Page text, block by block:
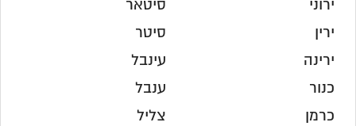
ירוני
ירין
ירינה
כנור
כרמן
סיטאר
סיטר
עינבל
ענבל
צליל